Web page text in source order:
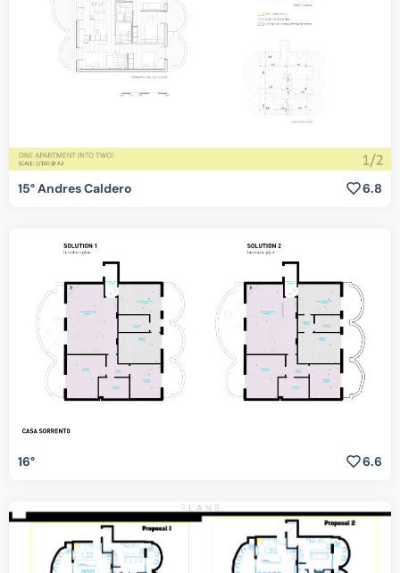
15° Andres Caldero 6.8
16° 6.6